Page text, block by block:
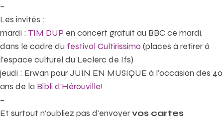
–
Les invités :
mardi : TIM DUP en concert gratuit au BBC ce mardi,
dans le cadre du festival Cultirissimo (places à retirer à
l’espace culturel du Leclerc de Ifs)
jeudi : Erwan pour JUIN EN MUSIQUE à l’occasion des 40
ans de la Bibli d’Hérouville!
–
Et surtout n’oubliez pas d’envoyervos cartes